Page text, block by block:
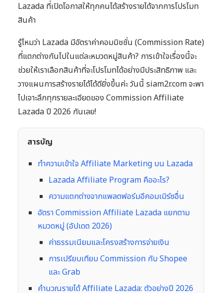
Lazada ที่เปิดโอกาสให้ทุกคนได้สร้างรายได้จากการโปรโมท
สินค้า
รู้ไหมว่า Lazada มีอัตราค่าคอมมิชชั่น (Commission Rate)
ที่แตกต่างกันไปในแต่ละหมวดหมู่สินค้า? การเข้าใจเรื่องนี้จะ
ช่วยให้เราเลือกสินค้าที่จะโปรโมทได้อย่างมีประสิทธิภาพ และ
วางแผนการสร้างรายได้ได้ดียิ่งขึ้นค่ะ วันนี้ siam2r.com จะพา
ไปเจาะลึกทุกรายละเอียดของ Commission Affiliate
Lazada ปี 2026 กันเลย!
สารบัญ
ทำความเข้าใจ Affiliate Marketing บน Lazada
Lazada Affiliate Program คืออะไร?
ความแตกต่างจากแพลตฟอร์มอีคอมเมิร์ซอื่น
อัตรา Commission Affiliate Lazada แยกตาม
หมวดหมู่ (อัปเดต 2026)
ค่าธรรมเนียมและโครงสร้างการจ่ายเงิน
การเปรียบเทียบ Commission กับ Shopee
และ Grab
คำนวณรายได้ Affiliate Lazada: ตัวอย่างปี 2026